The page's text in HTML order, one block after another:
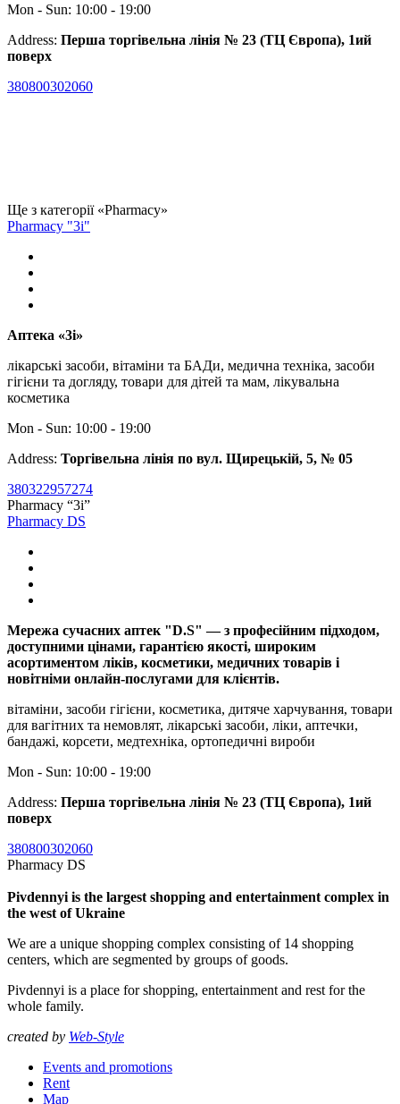
Mon - Sun: 10:00 - 19:00
Address: Перша торгівельна лінія № 23 (ТЦ Європа), 1ий
поверх
380800302060
Ще з категорії «Pharmacy»
Pharmacy "3i"
Аптека «3і»
лікарські засоби, вітаміни та БАДи, медична техніка, засоби
гігієни та догляду, товари для дітей та мам, лікувальна
косметика
Mon - Sun: 10:00 - 19:00
Address: Торгівельна лінія по вул. Щирецькій, 5, № 05
380322957274
Pharmacy “3i”
Pharmacy DS
Мережа сучасних аптек "D.S" — з професійним підходом,
доступними цінами, гарантією якості, широким
асортиментом ліків, косметики, медичних товарів і
новітніми онлайн-послугами для клієнтів.
вітаміни, засоби гігієни, косметика, дитяче харчування, товари
для вагітних та немовлят, лікарські засоби, ліки, аптечки,
бандажі, корсети, медтехніка, ортопедичні вироби
Mon - Sun: 10:00 - 19:00
Address: Перша торгівельна лінія № 23 (ТЦ Європа), 1ий
поверх
380800302060
Pharmacy DS
Pivdennyi is the largest shopping and entertainment complex in
the west of Ukraine
We are a unique shopping complex consisting of 14 shopping
centers, which are segmented by groups of goods.
Pivdennyi is a place for shopping, entertainment and rest for the
whole family.
created by Web-Style
Events and promotions
Rent
Map